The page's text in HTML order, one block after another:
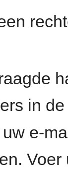
in
e-